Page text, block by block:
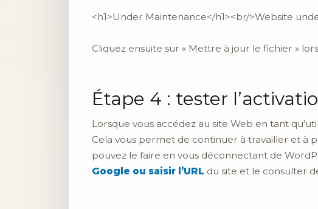
<h1>Under Maintenance</h1><br/>Website
Cliquez ensuite sur « Mettre à jour le fichier »
Étape 4 : tester
Lorsque vous accédez au site Web en tant
Cela vous permet de continuer à travailler et à
pouvez le faire en vous déconnectant de
Google ou saisir l’URL du site et le consulter